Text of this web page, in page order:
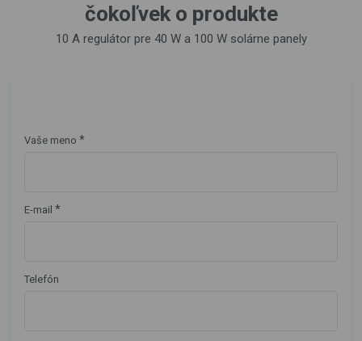
čokoľvek o produkte
10 A regulátor pre 40 W a 100 W solárne panely
Vaše meno *
E-mail *
Telefón